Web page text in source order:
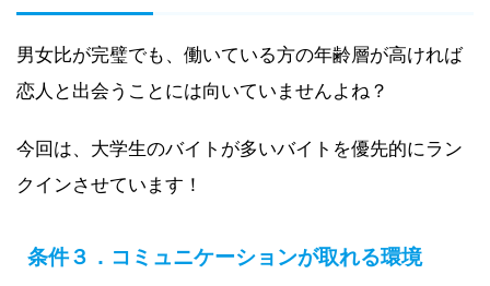
男女比が完璧でも、働いている方の年齢層が高ければ
恋人と出会うことには向いていませんよね？
今回は、大学生のバイトが多いバイトを優先的にラン
クインさせています！
条件３．コミュニケーションが取れる環境